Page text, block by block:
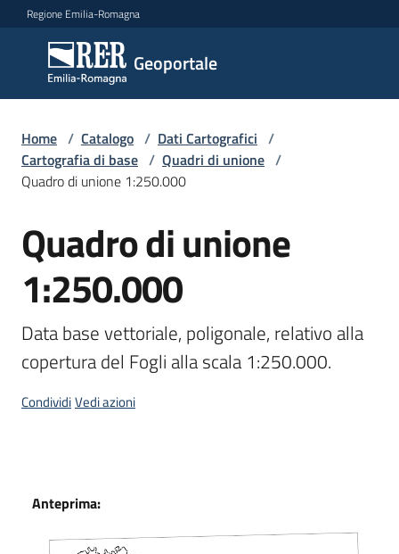
Vai al contenuto
Vai alla navigazione
Vai al footer
Regione Emilia-Romagna
Geoportale
Geoportale
Catalogo
dati,
servizi
Visualizza
on-
line
Home / Catalogo / Dati Cartografici /
Cartografia di base / Quadri di unione /
Quadro di unione 1:250.000
Salta al contenuto
Quadro di unione
1:250.000
Data base vettoriale, poligonale, relativo alla
copertura del Fogli alla scala 1:250.000.
CondividiVedi azioni
Dati
Anteprima: